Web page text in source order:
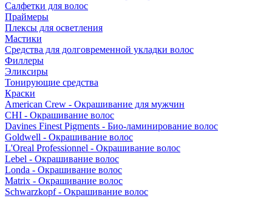
Салфетки для волос
Праймеры
Плексы для осветления
Мастики
Средства для долговременной укладки волос
Филлеры
Эликсиры
Тонирующие средства
Краски
American Crew - Окрашивание для мужчин
CHI - Окрашивание волос
Davines Finest Pigments - Био-ламинирование волос
Goldwell - Окрашивание волос
L'Oreal Professionnel - Окрашивание волос
Lebel - Окрашивание волос
Londa - Окрашивание волос
Matrix - Окрашивание волос
Schwarzkopf - Окрашивание волос